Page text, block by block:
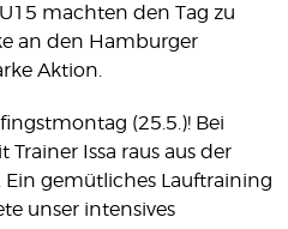
machten den Tag zu
an den Hamburger
Aktion.
(25.5.)! Bei
Issa raus aus der
gemütliches Lauftraining
unser intensives